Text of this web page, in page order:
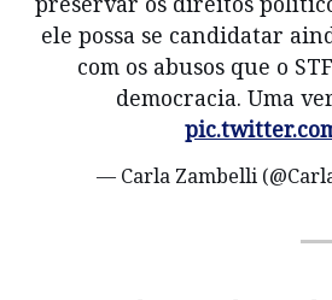
ele possa se candidatar
com os abusos que o
democracia. Uma
— Carla Zambelli